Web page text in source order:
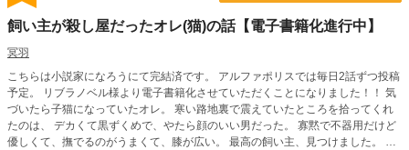
飼い主が殺し屋だったオレ(猫)の話【電子書籍化進行中】
冥羽
こちらは小説家になろうにて完結済です。 アルファポリスでは毎日2話ずつ投稿
予定。 リブラノベル様より電子書籍化させていただくことになりました！！ 気
づいたら子猫になっていたオレ。 寒い路地裏で震えていたところを拾ってくれ
たのは、 デカくて黒ずくめで、やたら顔のいい男だった。 寡黙で不器用だけど
優しくて、撫でるのがうまくて、膝が広い。 最高の飼い主、見つけました。 ―